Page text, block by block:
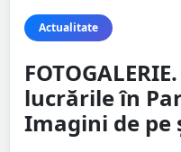
Actualitate
lucrările în
Imagini de pe